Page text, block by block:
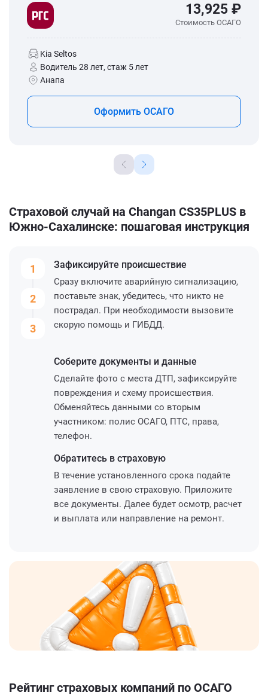
13,925 ₽
Стоимость ОСАГО
Kia Seltos
Водитель 28 лет, стаж 5 лет
Анапа
Оформить ОСАГО
Страховой случай на Changan CS35PLUS в
Южно-Сахалинске: пошаговая инструкция
1
2
3
Зафиксируйте происшествие
Сразу включите аварийную сигнализацию,
поставьте знак, убедитесь, что никто не
пострадал. При необходимости вызовите
скорую помощь и ГИБДД.
Соберите документы и данные
Сделайте фото с места ДТП, зафиксируйте
повреждения и схему происшествия.
Обменяйтесь данными со вторым
участником: полис ОСАГО, ПТС, права,
телефон.
Обратитесь в страховую
В течение установленного срока подайте
заявление в свою страховую. Приложите
все документы. Далее будет осмотр, расчет
и выплата или направление на ремонт.
Рейтинг страховых компаний по ОСАГО